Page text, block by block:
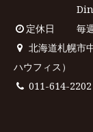
定休日 毎週
北海道札幌市
ハウフィス）
011-614-2202